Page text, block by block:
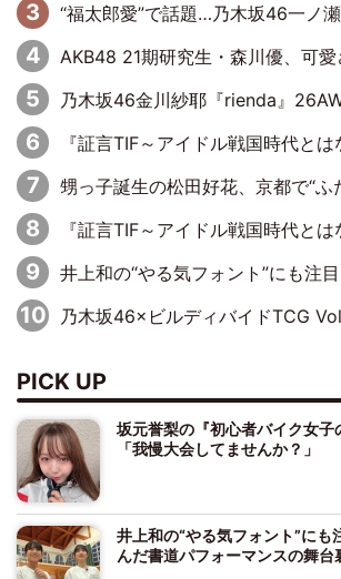
“福太郎愛”で話題…乃木坂46一ノ瀬美空、地元福岡『めんべい25
AKB48 21期研究生・森川優、可愛さ
乃木坂46金川紗耶『rienda』26AW
『証言TIF～アイドル戦国時代とはなんだったのか～』第11回：私立恵比寿中学・真山りか×安本彩花「TIFで10年ぶりのキョンシーメイクをし
甥っ子誕生の松田好花、京都で“ふたつの家族”をはしご！ “母”黒谷友香に
『証言TIF～アイドル戦国時代とはなんだったのか～』第10回：さくら学院・武藤彩未×飯田らうら「正直、中3で辞めるという
井上和の“やる気フォント”にも注目 乃木坂46が挑んだ書
乃木坂46×ビルディバイドTCG Vol.2公開 賀喜遥香＆田村真
PICK UP
坂元誉梨の『初心者バイク女子
「我慢大会してませんか？」
井上和の“やる気フォント”に
んだ書道パフォーマンスの舞台